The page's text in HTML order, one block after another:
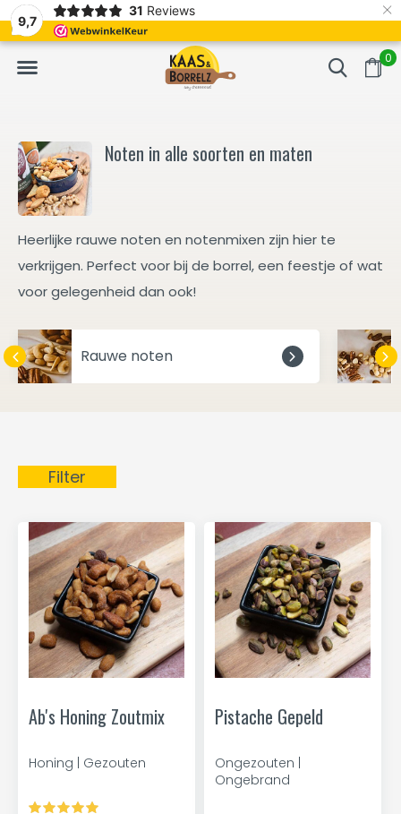
9,7
31 Reviews ×
0
Vaak volgende dag geleverd Gratis bezorgd
Noten in alle soorten en maten
Heerlijke rauwe noten en notenmixen zijn hier te
verkrijgen. Perfect voor bij de borrel, een feestje of wat
voor gelegenheid dan ook!
Rauwe noten
Filter
Ab's Honing Zoutmix
Honing | Gezouten
Pistache Gepeld
Ongezouten |
Ongebrand